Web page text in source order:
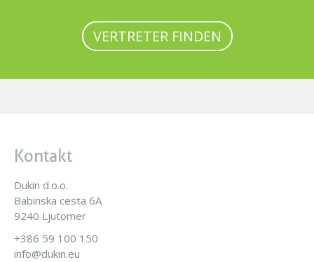
VERTRETER FINDEN
Kontakt
Dukin d.o.o.
Babinska cesta 6A
9240 Ljutomer
+386 59 100 150
info@dukin.eu